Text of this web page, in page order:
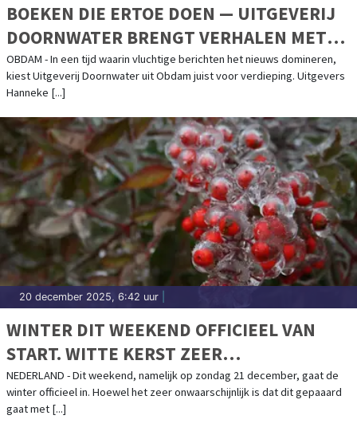
BOEKEN DIE ERTOE DOEN — UITGEVERIJ
DOORNWATER BRENGT VERHALEN MET
EEN GEWETEN
OBDAM - In een tijd waarin vluchtige berichten het nieuws domineren,
kiest Uitgeverij Doornwater uit Obdam juist voor verdieping. Uitgevers
Hanneke [...]
20 december 2025, 6:42 uur
WINTER DIT WEEKEND OFFICIEEL VAN
START. WITTE KERST ZEER
ONWAARSCHIJNLIJK, MAAR WEL FLINK
KOUDER
NEDERLAND - Dit weekend, namelijk op zondag 21 december, gaat de
winter officieel in. Hoewel het zeer onwaarschijnlijk is dat dit gepaaard
gaat met [...]